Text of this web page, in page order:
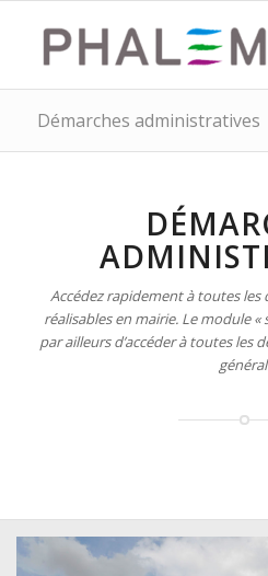
Démarches administratives
Accédez rapidement à toutes
réalisables en mairie. Le module
par ailleurs d’accéder à toutes les